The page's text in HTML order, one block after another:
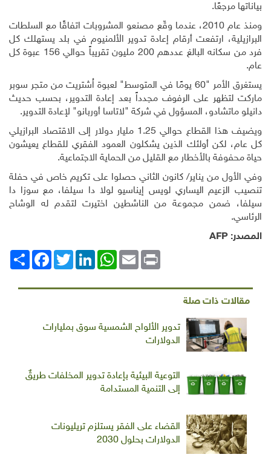
بياناتها مرجعًا.
ومنذ عام 2010، عندما وقّع مصنعو المشروبات اتفاقًا مع السلطات
البرازيلية، ارتفعت أرقام إعادة تدوير الألمنيوم في بلد يستهلك كل
فرد من سكانه البالغ عددهم 200 مليون تقريباً حوالي 156 عبوة كل
عام.
يستغرق الأمر "60 يومًا في المتوسط" لعبوة اُشتريت من متجر سوبر
ماركت لتظهر على الرفوف مجدداً بعد إعادة التدوير، بحسب حديث
دانيلو ماتشادو، المسؤول في شركة "لاتاسا أوربانو" لإعادة التدوير.
ويضيف هذا القطاع حوالي 1.25 مليار دولار إلى الاقتصاد البرازيلي
كل عام، لكن أولئك الذين يشكلون العمود الفقري للقطاع يعيشون
حياة محفوفة بالأخطار مع القليل من الحماية الاجتماعية.
وفي الأول من يناير/ كانون الثاني حصلوا على تكريم خاص في حفلة
تنصيب الزعيم اليساري لويس إيناسيو لولا دا سيلفا، مع سوزا دا
سيلفا، ضمن مجموعة من الناشطين اختيرت لتقدم له الوشاح
الرئاسي.
المصدر: AFP
انشر
FacebookTwitterLinkedIn
WhatsAppEmail Print
مقالات ذات صلة
تدوير الألواح الشمسية سوق بمليارات
الدولارات
التوعية البيئية بإعادة تدوير المخلفات طريقٌ
إلى التنمية المستدامة
القضاء على الفقر يستلزم تريليونات
الدولارات بحلول 2030